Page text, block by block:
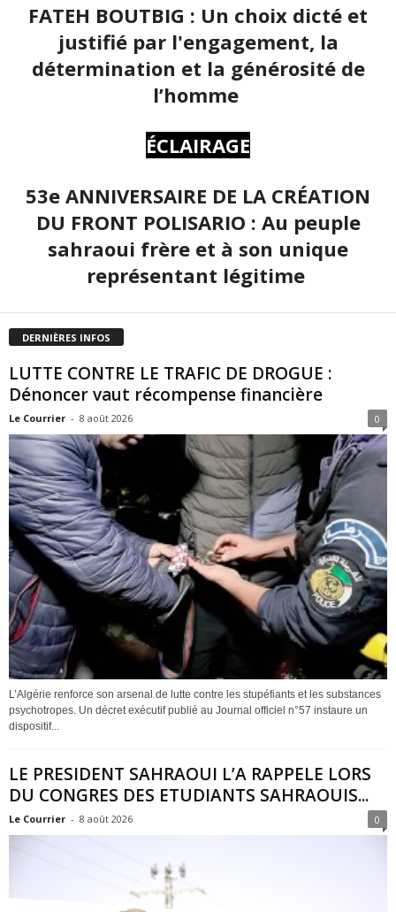
FATEH BOUTBIG : Un choix dicté et
justifié par l'engagement, la
détermination et la générosité de
l’homme
ÉCLAIRAGE
53e ANNIVERSAIRE DE LA CRÉATION
DU FRONT POLISARIO : Au peuple
sahraoui frère et à son unique
représentant légitime
DERNIÈRES INFOS
LUTTE CONTRE LE TRAFIC DE DROGUE :
Dénoncer vaut récompense financière
Le Courrier - 8 août 2026 0
L’Algérie renforce son arsenal de lutte contre les stupéfiants et les substances
psychotropes. Un décret exécutif publié au Journal officiel n°57 instaure un
dispositif...
LE PRESIDENT SAHRAOUI L’A RAPPELE LORS
DU CONGRES DES ETUDIANTS SAHRAOUIS...
Le Courrier - 8 août 2026 0